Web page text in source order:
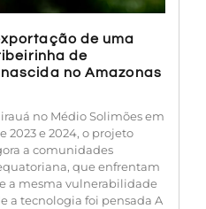
de uma
de
no Amazonas
no Médio Solimões em
2023 e 2024, o projeto
a comunidades
que enfrentam
a mesma vulnerabilidade
a tecnologia foi pensada A